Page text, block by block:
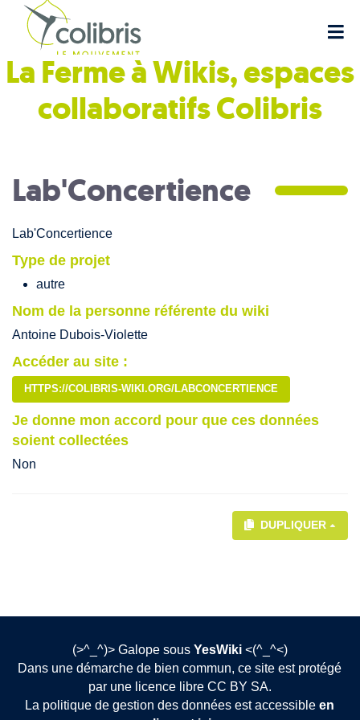
La Ferme à Wikis, espaces
collaboratifsColibris
Lab'Concertience
Lab'Concertience
Type de projet
autre
Nom de la personne référente du wiki
Antoine Dubois-Violette
Accéder au site :
HTTPS://COLIBRIS-WIKI.ORG/LABCONCERTIENCE
Je donne mon accord pour que ces données
soient collectées
Non
DUPLIQUER
(>^_^)> Galope sous YesWiki <(^_^<)
Dans une démarche de bien commun, ce site est protégé
par une licence libre CC BY SA.
La politique de gestion des données est accessibleen